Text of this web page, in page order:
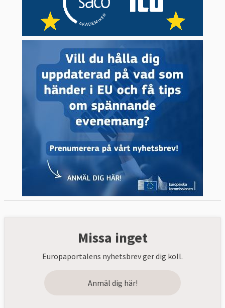
Missa inget
Europaportalens nyhetsbrev ger dig koll.
Anmäl dig här!